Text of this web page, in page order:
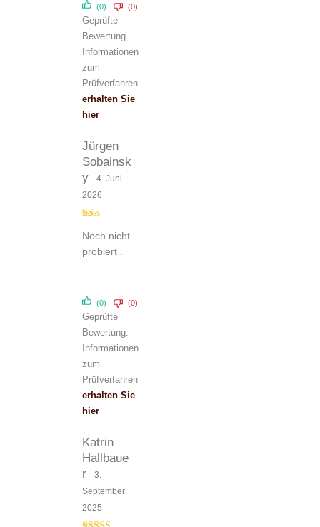
w
et
t1
n
5
Jürgen
Sobainsk
y
4. Juni
2026
Noch nicht
probiert .
(0) (0)
Geprüfte
Bewertung.
Informationen
zum
Prüfverfahren
erhalten Sie
hier
Katrin
Hallbaue
r
3.
September
2025
(0) (0)
Geprüfte
Bewertung.
Informationen
zum
Prüfverfahren
erhalten Sie
hier